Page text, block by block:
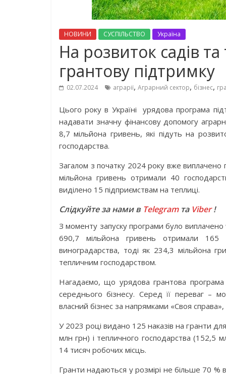
НОВИНИ СУСПІЛЬСТВО Україна
На розвиток садів
грантову підтримку
02.07.2024 аграрії, Аграрний сектор, бізнес,
Цього року в Україні урядова програма
надавати значну фінансову допомогу
8,7 мільйона гривень, які підуть на
господарства.
Загалом з початку 2024 року вже
мільйона гривень отримали 40
виділено 15 підприємствам на теплиці.
Слідкуйте за нами в Telegramта Viber!
З моменту запуску програми було виплачено
690,7 мільйона гривень отримали 165
виноградарства, тоді як 234,3 мільйона
тепличним господарством.
Нагадаємо, що урядова грантова
середнього бізнесу. Серед її переваг –
власний бізнес за напрямками «Своя
У 2023 році видано 125 наказів на гранти
млн грн) і тепличного господарства (152,5
14 тисяч робочих місць.
Гранти надаються у розмірі не більше 70 %